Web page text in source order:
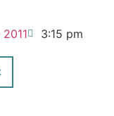
3:15 pm